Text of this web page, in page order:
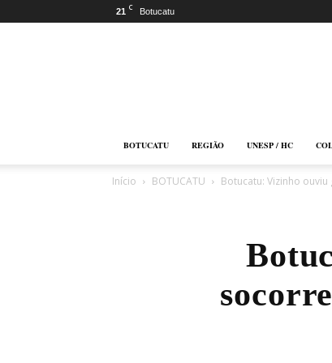
21 C Botucatu
BOTUCATU REGIÃO UNESP / HC
Início BOTUCATU Botucatu: Vizinho